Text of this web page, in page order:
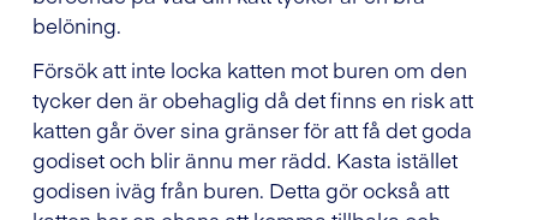
belöning.
Försök att inte locka katten mot buren om den
tycker den är obehaglig då det finns en risk att
katten går över sina gränser för att få det goda
godiset och blir ännu mer rädd. Kasta istället
godisen iväg från buren. Detta gör också att